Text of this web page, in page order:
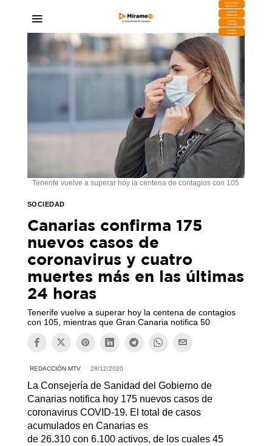
DESCARGA
MIRAPLAY
Buzón de
Sugerencias
Contratar
Publicidad
Contacto
Comercial
Tenerife vuelve a superar hoy la centena de contagios con 105
SOCIEDAD
Canarias confirma 175
nuevos casos de
coronavirus y cuatro
muertes más en las últimas
24 horas
Tenerife vuelve a superar hoy la centena de contagios
con 105, mientras que Gran Canaria notifica 50
REDACCIÓN MTV 28/12/2020
La Consejería de Sanidad del Gobierno de
Canarias notifica hoy 175 nuevos casos de
coronavirus COVID-19. El total de casos
acumulados en Canarias es
de 26.310 con 6.100 activos, de los cuales 45